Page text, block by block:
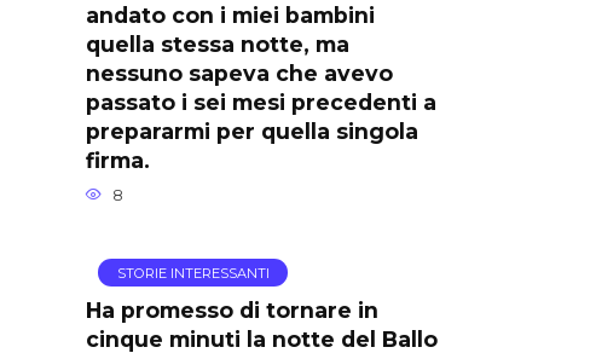
andato con i miei bambini
quella stessa notte, ma
nessuno sapeva che avevo
passato i sei mesi precedenti a
prepararmi per quella singola
firma.
8
STORIE INTERESSANTI
Ha promesso di tornare in
cinque minuti la notte del Ballo